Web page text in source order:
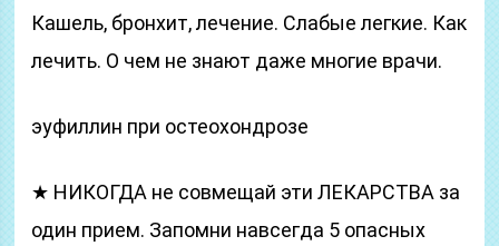
Кашель, бронхит, лечение. Слабые легкие. Как
лечить. О чем не знают даже многие врачи.
эуфиллин при остеохондрозе
★ НИКОГДА не совмещай эти ЛЕКАРСТВА за
один прием. Запомни навсегда 5 опасных